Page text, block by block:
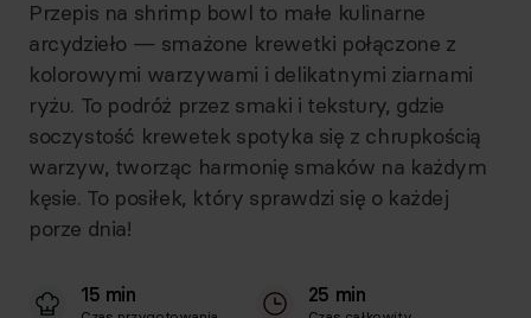
Przepis na shrimp bowl to małe kulinarne
arcydzieło — smażone krewetki połączone z
kolorowymi warzywami i delikatnymi ziarnami
ryżu. To podróż przez smaki i tekstury, gdzie
soczystość krewetek spotyka się z chrupkością
warzyw, tworząc harmonię smaków na każdym
kęsie. To posiłek, który sprawdzi się o każdej
porze dnia!
15 min 25 min